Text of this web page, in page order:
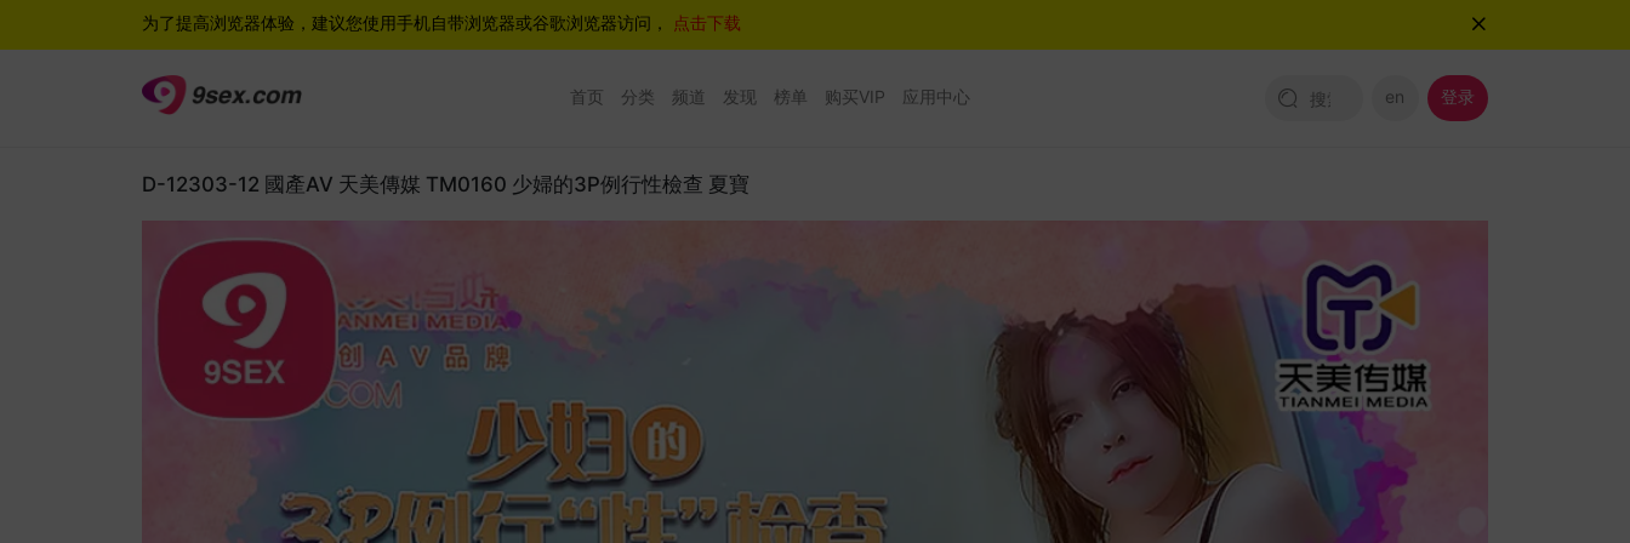
为了提高浏览器体验，建议您使用手机自带浏览器或谷歌浏览器访问， 点击下载
首页 分类 频道 发现 榜单 购买VIP 应用中心 en 登录
D-12303-12 國產AV 天美傳媒 TM0160 少婦的3P例行性檢查 夏寶